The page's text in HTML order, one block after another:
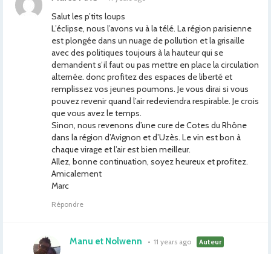
Salut les p’tits loups
L’éclipse, nous l’avons vu à la télé. La région parisienne
est plongée dans un nuage de pollution et la grisaille
avec des politiques toujours à la hauteur qui se
demandent s’il faut ou pas mettre en place la circulation
alternée. donc profitez des espaces de liberté et
remplissez vos jeunes poumons. Je vous dirai si vous
pouvez revenir quand l’air redeviendra respirable. Je crois
que vous avez le temps.
Sinon, nous revenons d’une cure de Cotes du Rhône
dans la région d’Avignon et d’Uzès. Le vin est bon à
chaque virage et l’air est bien meilleur.
Allez, bonne continuation, soyez heureux et profitez.
Amicalement
Marc
Répondre
Manu et Nolwenn • 11 years ago Auteur